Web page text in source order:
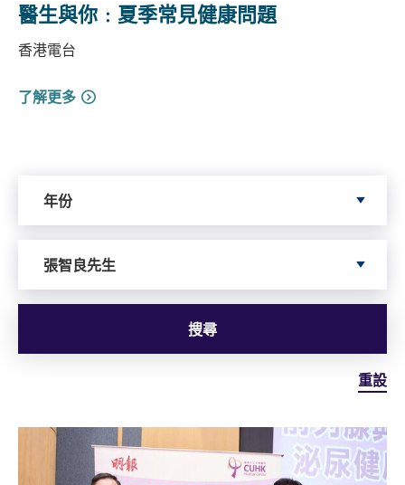
醫生與你﹕夏季常見健康問題
香港電台
了解更多
年份
張智良先生
搜尋
重設